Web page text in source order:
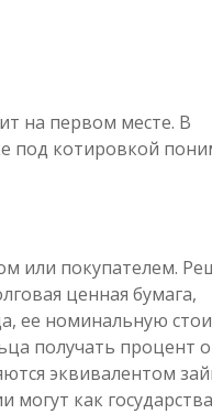
на первом месте. В
под котировкой
или покупателем.
ценная бумага,
ее номинальную
получать процент
эквивалентом
как